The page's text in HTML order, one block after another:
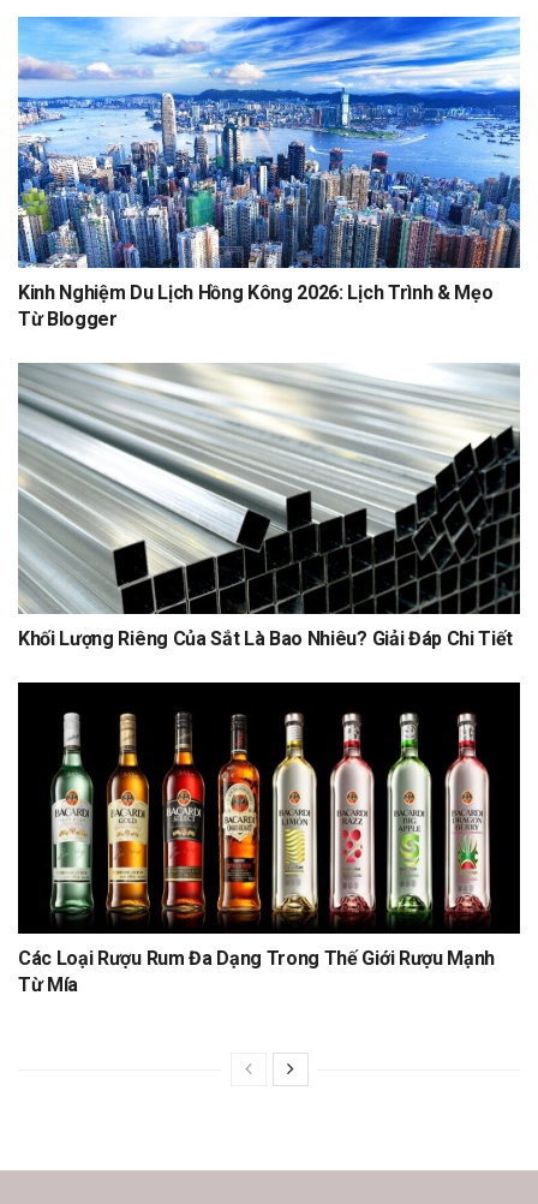
Kinh Nghiệm Du Lịch Hồng Kông 2026: Lịch Trình & Mẹo
Từ Blogger
Khối Lượng Riêng Của Sắt Là Bao Nhiêu? Giải Đáp Chi Tiết
Các Loại Rượu Rum Đa Dạng Trong Thế Giới Rượu Mạnh
Từ Mía